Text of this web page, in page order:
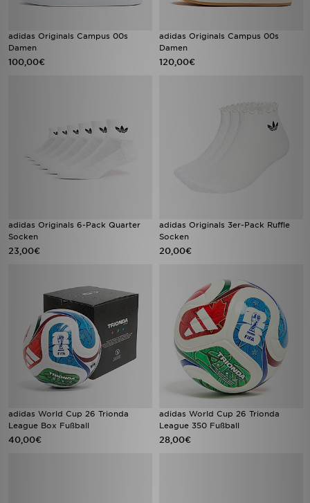
adidas Originals Campus 00s
Damen
100,00€
adidas Originals Campus 00s
Damen
120,00€
adidas Originals 6-Pack Quarter
Socken
23,00€
adidas Originals 3er-Pack Ruffle
Socken
20,00€
adidas World Cup 26 Trionda
League Box Fußball
40,00€
adidas World Cup 26 Trionda
League 350 Fußball
28,00€